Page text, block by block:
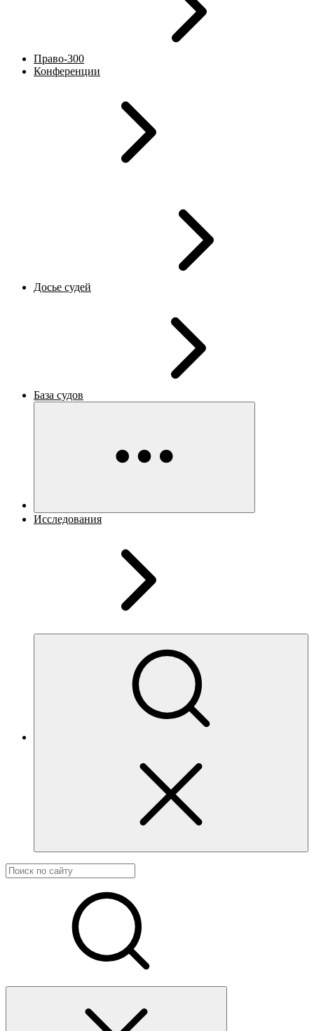
Право-300
Конференции
Досье судей
База судов
Исследования